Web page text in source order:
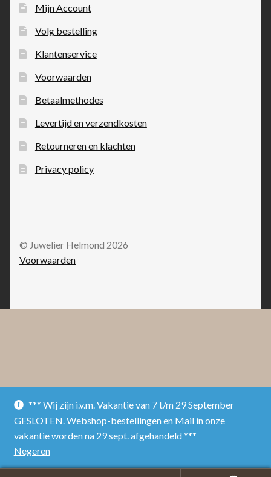
*** Wij zijn i.v.m. Vakantie van 7 t/m 29 September
GESLOTEN. Webshop-bestellingen en Mail in onze
vakantie worden na 29 sept. afgehandeld ***
Negeren
Mijn Account
Volg bestelling
Klantenservice
Voorwaarden
Betaalmethodes
Levertijd en verzendkosten
Retourneren en klachten
Privacy policy
© Juwelier Helmond 2026
Voorwaarden